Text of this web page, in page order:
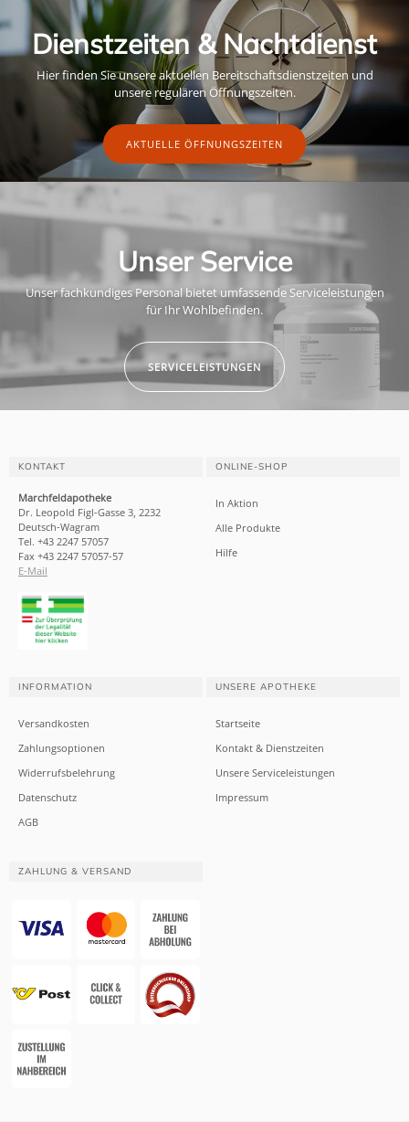
Dienstzeiten & Nachtdienst
Hier finden Sie unsere aktuellen Bereitschaftsdienstzeiten und
unsere regulären Öffnungszeiten.
AKTUELLE ÖFFNUNGSZEITEN
Unser Service
Unser fachkundiges Personal bietet umfassende Serviceleistungen
für Ihr Wohlbefinden.
SERVICELEISTUNGEN
KONTAKT
Marchfeldapotheke
Dr. Leopold Figl-Gasse 3, 2232
Deutsch-Wagram
Tel. +43 2247 57057
Fax +43 2247 57057-57
E-Mail
ONLINE-SHOP
In Aktion
Alle Produkte
Hilfe
INFORMATION
Versandkosten
Zahlungsoptionen
Widerrufsbelehrung
Datenschutz
AGB
UNSERE APOTHEKE
Startseite
Kontakt & Dienstzeiten
Unsere Serviceleistungen
Impressum
ZAHLUNG & VERSAND